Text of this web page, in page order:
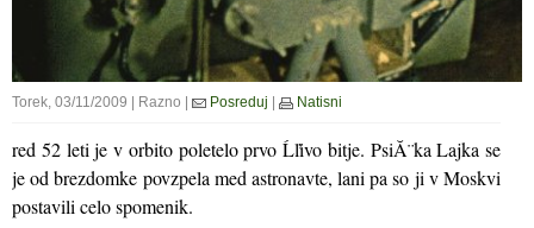
Torek, 03/11/2009 | Razno | Posreduj | Natisni
red 52 leti je v orbito poletelo prvo Ĺľivo bitje. PsiĂ¨ka Lajka se
je od brezdomke povzpela med astronavte, lani pa so ji v Moskvi
postavili celo spomenik.